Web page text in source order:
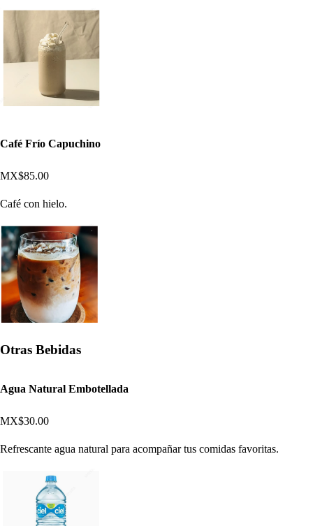
Café Frío Capuchino
MX$85.00
Café con hielo.
Otras Bebidas
Agua Natural Embotellada
MX$30.00
Refrescante agua natural para acompañar tus comidas favoritas.